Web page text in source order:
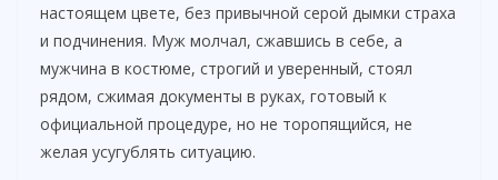
настоящем цвете, без привычной серой дымки страха
и подчинения. Муж молчал, сжавшись в себе, а
мужчина в костюме, строгий и уверенный, стоял
рядом, сжимая документы в руках, готовый к
официальной процедуре, но не торопящийся, не
желая усугублять ситуацию.